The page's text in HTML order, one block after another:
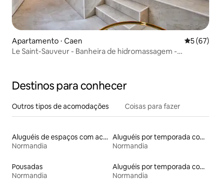
Apartamento ⋅ Caen 5 de uma
5 (67)
Le Saint-Sauveur - Banheira de hidromassagem -
Destinos para conhecer
Outros tipos de acomodações Coisas para fazer
Aluguéis de espaços com acesso direto a pistas de esqui
Normandia
Aluguéis por temporada com banheira de hidromassagem
Normandia
Pousadas
Normandia
Aluguéis por temporada com suítes privativas
Normandia